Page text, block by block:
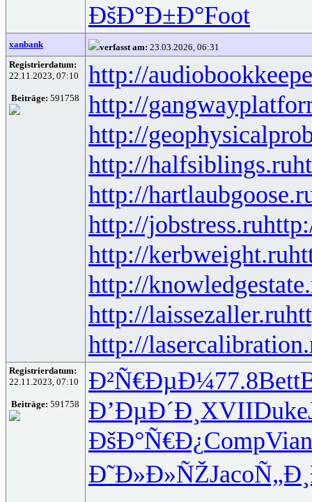
ÐšÐ°Ð±Ð°Foot
xanbank verfasst am: 23.03.2026, 06:31
Registrierdatum:
22.11.2023, 07:10
Beiträge: 591758
http://
http://
http://
http://halfsiblings.ru
http://
http://jobstress.ru
http://kerbweight.ru
http://
http://laissezaller.ru
http://
Registrierdatum:
22.11.2023, 07:10
Beiträge: 591758
Ð²Ñ€ÐµÐ¼77.8Bett
Ð’ÐµÐ´Ð¸ XVIIDuke
ÐšÐ°Ñ€Ð¿CompVian
Ð˜Ð»Ð»ÑŽJaco